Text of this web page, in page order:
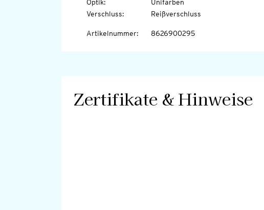
Optik:
Unifarben
Verschluss: Reißverschluss
Artikelnummer: 8626900295
Zertifikate & Hinweise